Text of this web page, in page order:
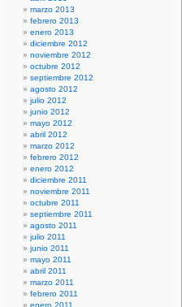
marzo 2013
febrero 2013
enero 2013
diciembre 2012
noviembre 2012
octubre 2012
septiembre 2012
agosto 2012
julio 2012
junio 2012
mayo 2012
abril 2012
marzo 2012
febrero 2012
enero 2012
diciembre 2011
noviembre 2011
octubre 2011
septiembre 2011
agosto 2011
julio 2011
junio 2011
mayo 2011
abril 2011
marzo 2011
febrero 2011
enero 2011